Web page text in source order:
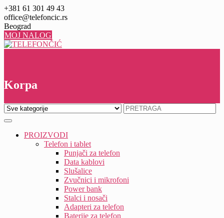
Skip
to
content
+381 61 301 49 43
office@telefoncic.rs
Beograd
MOJ NALOG
Korpa
PROIZVODI
Telefon i tablet
Punjači za telefon
Data kablovi
Slušalice
Zvučnici i mikrofoni
Power bank
Stalci i nosači
Adapteri za telefon
Baterije za telefon